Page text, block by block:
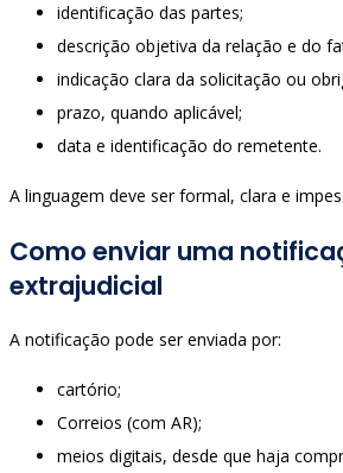
identificação das partes;
descrição objetiva da relação e do
indicação clara da solicitação ou
prazo, quando aplicável;
data e identificação do remetente.
A linguagem deve ser formal, clara e
Como enviar uma
extrajudicial
A notificação pode ser enviada por:
cartório;
Correios (com AR);
meios digitais, desde que haja